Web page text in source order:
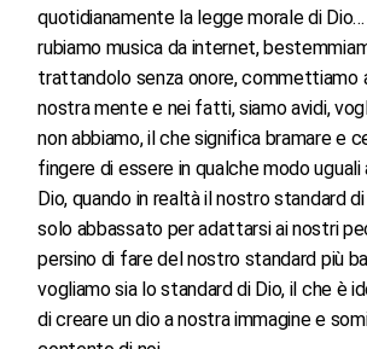
quotidianamente la legge morale di
rubiamo musica da internet,
trattandolo senza onore, commettiamo
nostra mente e nei fatti, siamo avidi,
non abbiamo, il che significa bramare e
fingere di essere in qualche modo
Dio, quando in realtà il nostro standard
solo abbassato per adattarsi ai nostri
persino di fare del nostro standard più
vogliamo sia lo standard di Dio, il che è
di creare un dio a nostra immagine e